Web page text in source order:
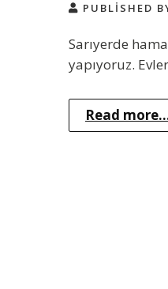
PUBLISHED
Sarıyerde
yapıyoruz.
Read